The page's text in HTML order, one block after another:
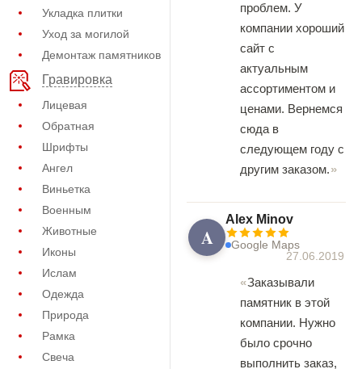
Укладка плитки
Уход за могилой
Демонтаж памятников
Гравировка
Лицевая
Обратная
Шрифты
Ангел
Виньетка
Военным
Животные
Иконы
Ислам
Одежда
Природа
Рамка
Свеча
проблем. У
компании хороший
сайт с
актуальным
ассортиментом и
ценами. Вернемся
сюда в
следующем году с
другим заказом.
A
Alex Minov
Google Maps
27.06.2019
Заказывали
памятник в этой
компании. Нужно
было срочно
выполнить заказ,